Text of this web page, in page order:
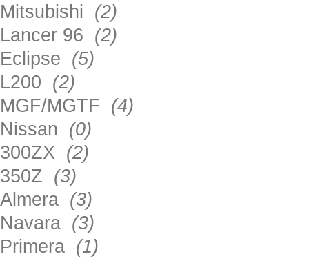
Mitsubishi (2)
Lancer 96 (2)
Eclipse (5)
L200 (2)
MGF/MGTF (4)
Nissan (0)
300ZX (2)
350Z (3)
Almera (3)
Navara (3)
Primera (1)